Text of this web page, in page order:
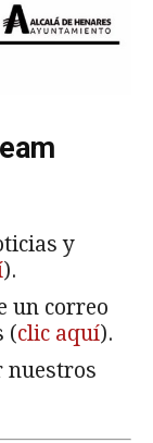
y
).
un correo
(clic aquí).
nuestros